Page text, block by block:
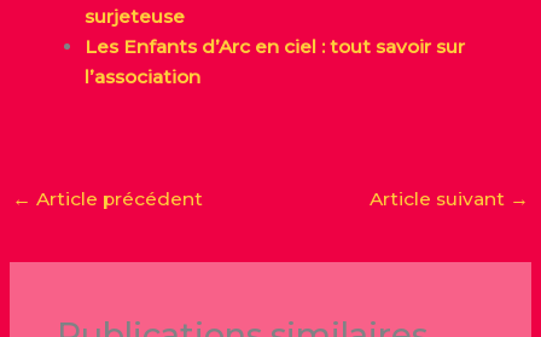
surjeteuse
Les Enfants d’Arc en ciel : tout savoir sur
l’association
← Article précédent Article suivant →